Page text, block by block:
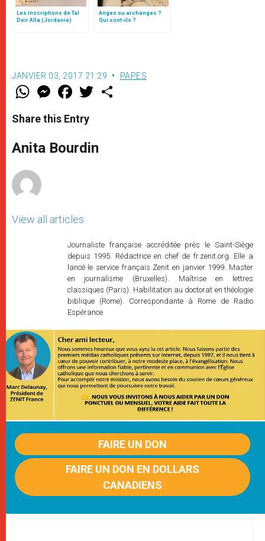
Les inscriptions de Tal
Deir Alla (Jordanie)
Anges ou archanges ?
Qui sont-ils ?
JANVIER 03, 2017 21:29 PAPES
W
t
s
p
p
M
e
s
e
g
e
F
a
e
b
o
k
w
r
Share this Entry
Anita Bourdin
View all articles
Journaliste française accréditée près le Saint-Siège
depuis 1995. Rédactrice en chef de fr.zenit.org. Elle a
lancé le service français Zenit en janvier 1999. Master
en journalisme (Bruxelles). Maîtrise en lettres
classiques (Paris). Habilitation au doctorat en théologie
biblique (Rome). Correspondante à Rome de Radio
Espérance.
FAIRE UN DON
FAIRE UN DON EN DOLLARS
CANADIENS